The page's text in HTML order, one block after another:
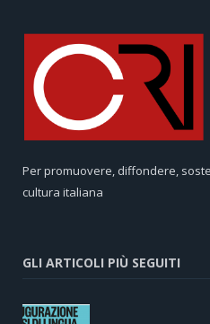
Per promuovere, diffondere,
cultura italiana
GLI ARTICOLI PIÙ SEGUITI